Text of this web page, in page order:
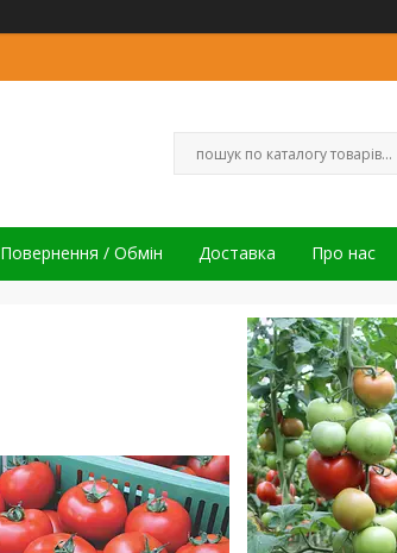
Повернення / Обмін Доставка Про нас